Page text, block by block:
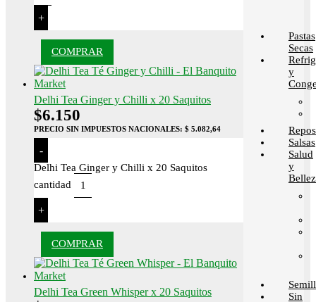
+
COMPRAR
Delhi Tea Ginger y Chilli x 20 Saquitos
$6.150
PRECIO SIN IMPUESTOS NACIONALES: $ 5.082,64
-
Delhi Tea Ginger y Chilli x 20 Saquitos
cantidad
+
COMPRAR
Delhi Tea Green Whisper x 20 Saquitos
Pastas
Secas
y
Salsas
Salud
y
Sin